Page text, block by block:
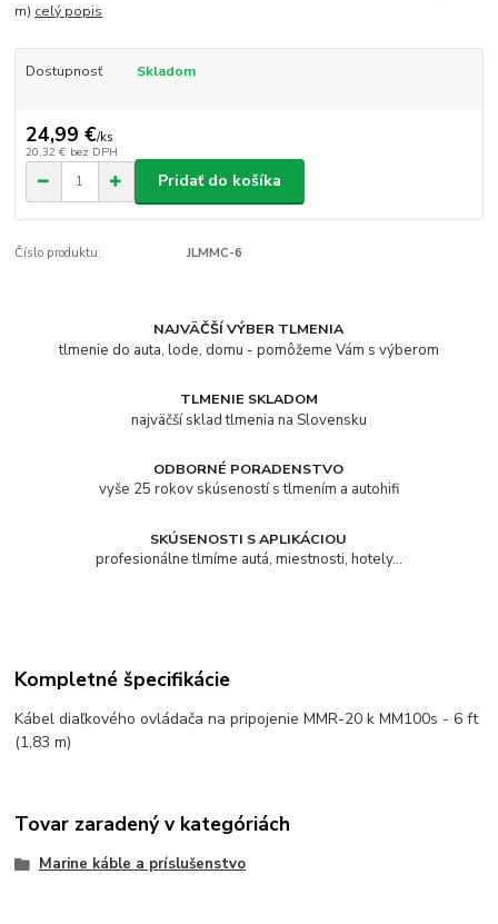
m) celý popis
Dostupnosť Skladom
24,99 €/ks
20,32 € bez DPH
Pridať do košíka
Číslo produktu: JLMMC-6
NAJVÄČŠÍ VÝBER TLMENIA
tlmenie do auta, lode, domu - pomôžeme Vám s výberom
TLMENIE SKLADOM
najväčší sklad tlmenia na Slovensku
ODBORNÉ PORADENSTVO
vyše 25 rokov skúseností s tlmením a autohifi
SKÚSENOSTI S APLIKÁCIOU
profesionálne tlmíme autá, miestnosti, hotely...
Kompletné špecifikácie
Kábel diaľkového ovládača na pripojenie MMR-20 k MM100s - 6 ft
(1,83 m)
Tovar zaradený v kategóriách
Marine káble a príslušenstvo